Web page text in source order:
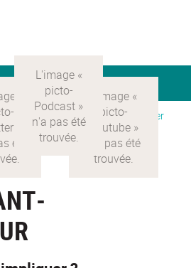
Version Française> Participer